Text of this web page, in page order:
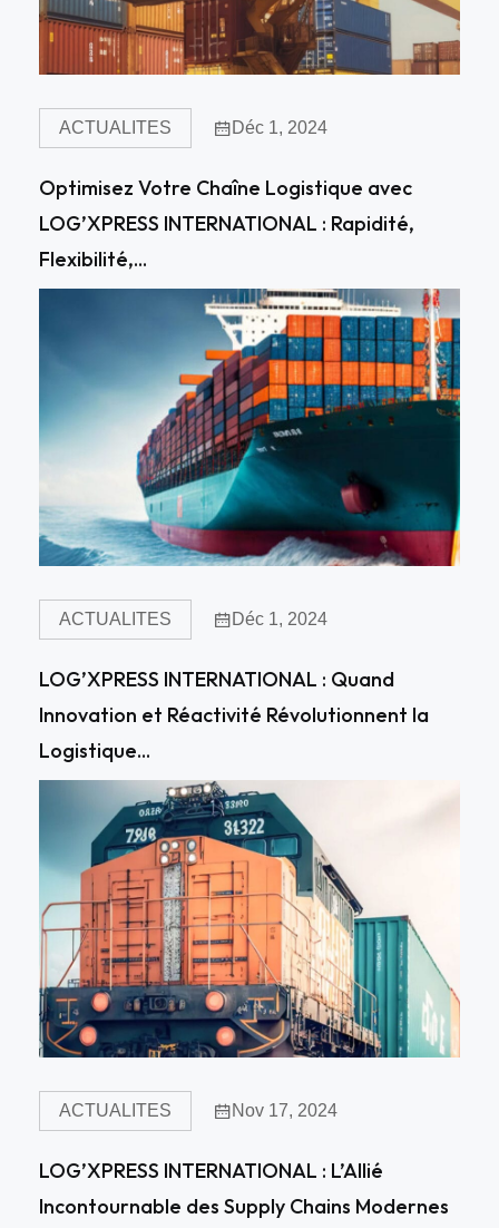
ACTUALITES Déc 1, 2024
Optimisez Votre Chaîne Logistique avec
LOG’XPRESS INTERNATIONAL : Rapidité,
Flexibilité,...
ACTUALITES Déc 1, 2024
LOG’XPRESS INTERNATIONAL : Quand
Innovation et Réactivité Révolutionnent la
Logistique...
ACTUALITES Nov 17, 2024
LOG’XPRESS INTERNATIONAL : L’Allié
Incontournable des Supply Chains Modernes